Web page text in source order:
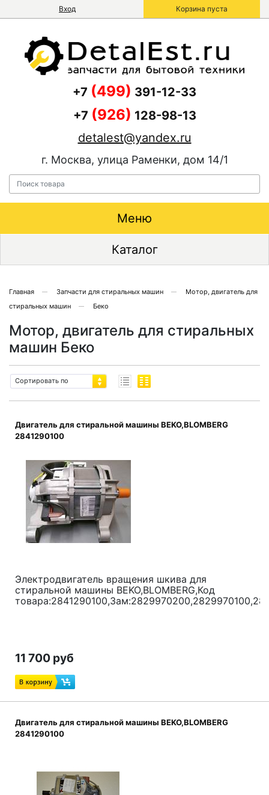
Вход Корзина пуста
+7 (499) 391-12-33
+7 (926) 128-98-13
detalest@yandex.ru
г. Москва, улица Раменки, дом 14/1
Меню
Каталог
Главная Запчасти для стиральных машин
Мотор, двигатель для
стиральных машин
Беко
Мотор, двигатель для стиральных
машин Беко
Сортировать по
Двигатель для стиральной машины BEKO,BLOMBERG
2841290100
Электродвигатель вращения шкива для
стиральной машины BEKO,BLOMBERG,Код
11 700 руб
Двигатель для стиральной машины BEKO,BLOMBERG
2841290100